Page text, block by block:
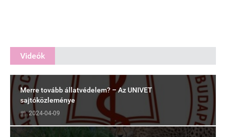
Videók
Merre tovább állatvédelem? – Az UNIVET
sajtóközleménye
2024-04-09